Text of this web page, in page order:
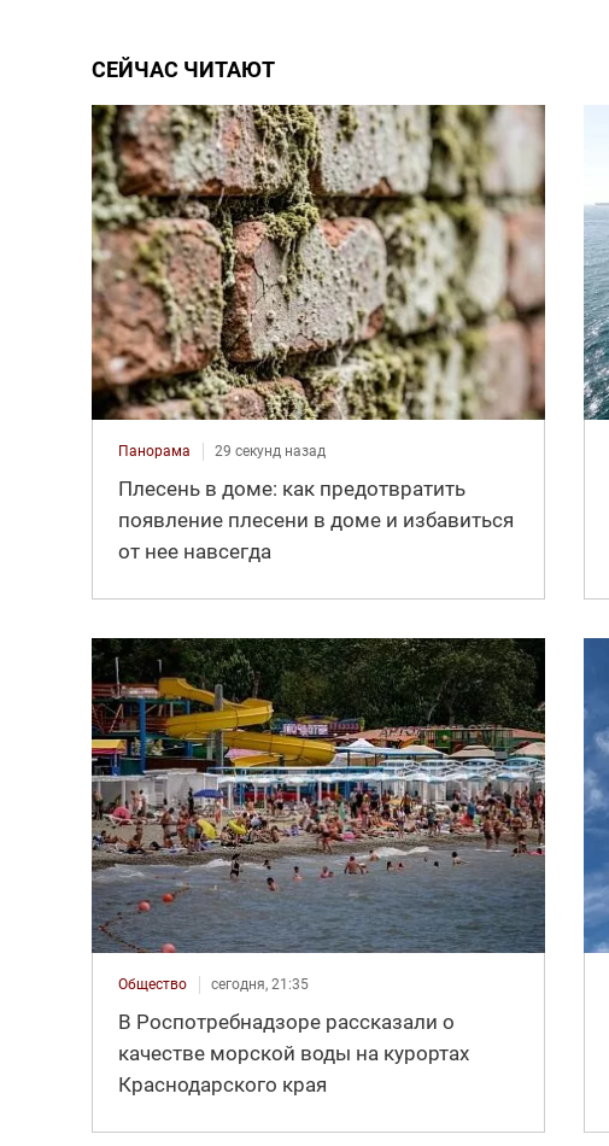
СЕЙЧАС ЧИТАЮТ
Панорама 29 секунд назад
Плесень в доме: как предотвратить
появление плесени в доме и избавиться
от нее навсегда
Общество сегодня, 21:35
В Роспотребнадзоре рассказали о
качестве морской воды на курортах
Краснодарского края